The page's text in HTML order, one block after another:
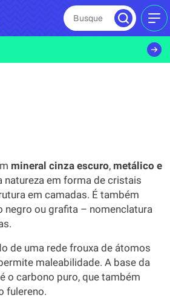
Busque
mineral cinza escuro, metálico e
natureza em forma de cristais
em camadas. É também
negro ou grafita – nomenclatura
de uma rede frouxa de átomos
maleabilidade. A base da
o carbono puro, que também
fulereno.